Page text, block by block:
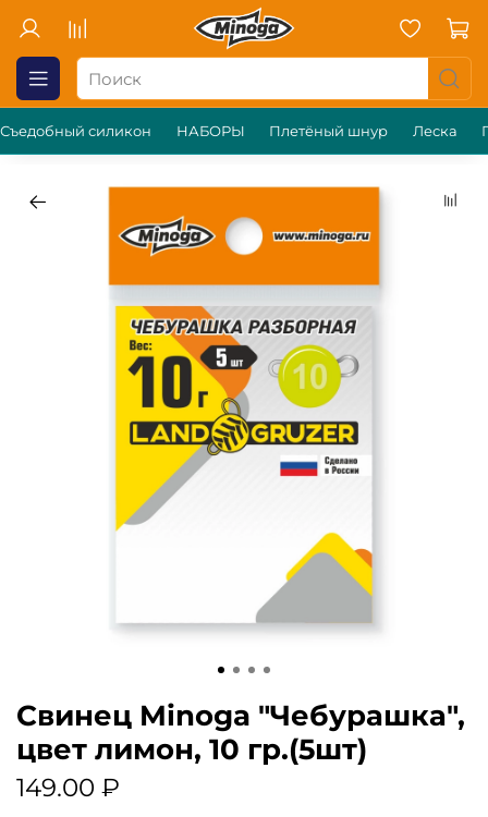
Съедобный силикон НАБОРЫ Плетёный шнур Леска
Свинец Minoga "Чебурашка",
цвет лимон, 10 гр.(5шт)
149.00 ₽